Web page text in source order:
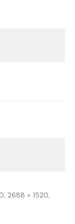
2688 × 1520,